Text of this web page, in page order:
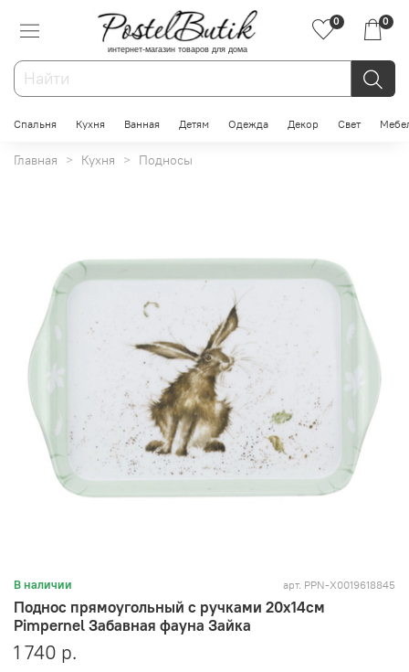
интернет-магазин товаров для дома
0 0
Спальня Кухня Ванная Детям Одежда Декор Свет
Главная Кухня Подносы
В наличии арт. PPN-X0019618845
Поднос прямоугольный с ручками 20х14см
Pimpernel Забавная фауна Зайка
1 740 р.